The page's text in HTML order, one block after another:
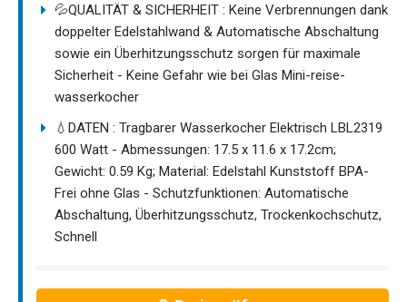
💦QUALITÄT & SICHERHEIT : Keine Verbrennungen dank
doppelter Edelstahlwand & Automatische Abschaltung
sowie ein Überhitzungsschutz sorgen für maximale
Sicherheit - Keine Gefahr wie bei Glas Mini-reise-
wasserkocher
💧DATEN : Tragbarer Wasserkocher Elektrisch LBL2319
600 Watt - Abmessungen: 17.5 x 11.6 x 17.2cm;
Gewicht: 0.59 Kg; Material: Edelstahl Kunststoff BPA-
Frei ohne Glas - Schutzfunktionen: Automatische
Abschaltung, Überhitzungsschutz, Trockenkochschutz,
Schnell